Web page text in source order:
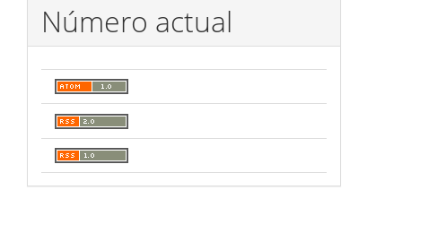
Número actual